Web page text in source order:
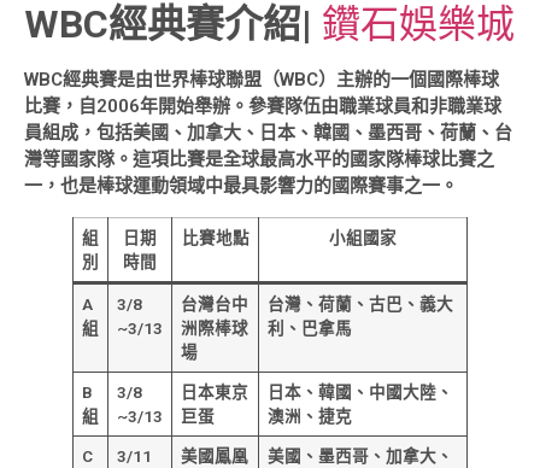
WBC經典賽介紹| 鑽石娛樂城
WBC經典賽是由世界棒球聯盟（WBC）主辦的一個國際棒球
比賽，自2006年開始舉辦。參賽隊伍由職業球員和非職業球
員組成，包括美國、加拿大、日本、韓國、墨西哥、荷蘭、台
灣等國家隊。這項比賽是全球最高水平的國家隊棒球比賽之
一，也是棒球運動領域中最具影響力的國際賽事之一。
組
別
日期
時間
比賽地點 小組國家
A
組
3/8
~3/13
台灣台中
洲際棒球
場
台灣、荷蘭、古巴、義大
利、巴拿馬
B
組
3/8
~3/13
日本東京
巨蛋
日本、韓國、中國大陸、
澳洲、捷克
C
3/11
美國鳳凰
美國、墨西哥、加拿大、